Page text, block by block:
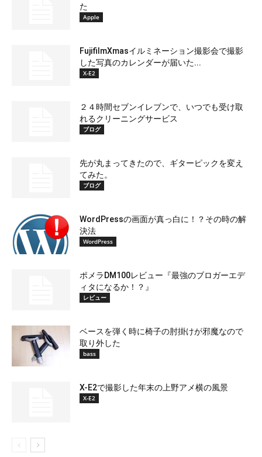
た
Apple
FujifilmXmasイルミネーション撮影会で撮影
した写真のカレンダーが届いた...
X-E2
２４時間セブンイレブンで、いつでも受け取
れるクリーニングサービス
ブログ
先が丸まってきたので、ギターピックを変え
てみた。
ブログ
WordPressの画面が真っ白に！？その時の解
決法
WordPress
ポメラDM100レビュー『最強のブロガーエデ
ィタになるか！？』
レビュー
ベースを弾く時に椅子の肘掛けが邪魔なので
取り外した
bass
X-E2で撮影した年末の上野アメ横の風景
X-E2